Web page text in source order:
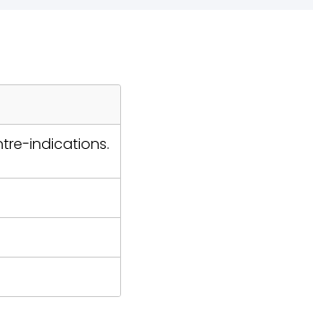
indications.